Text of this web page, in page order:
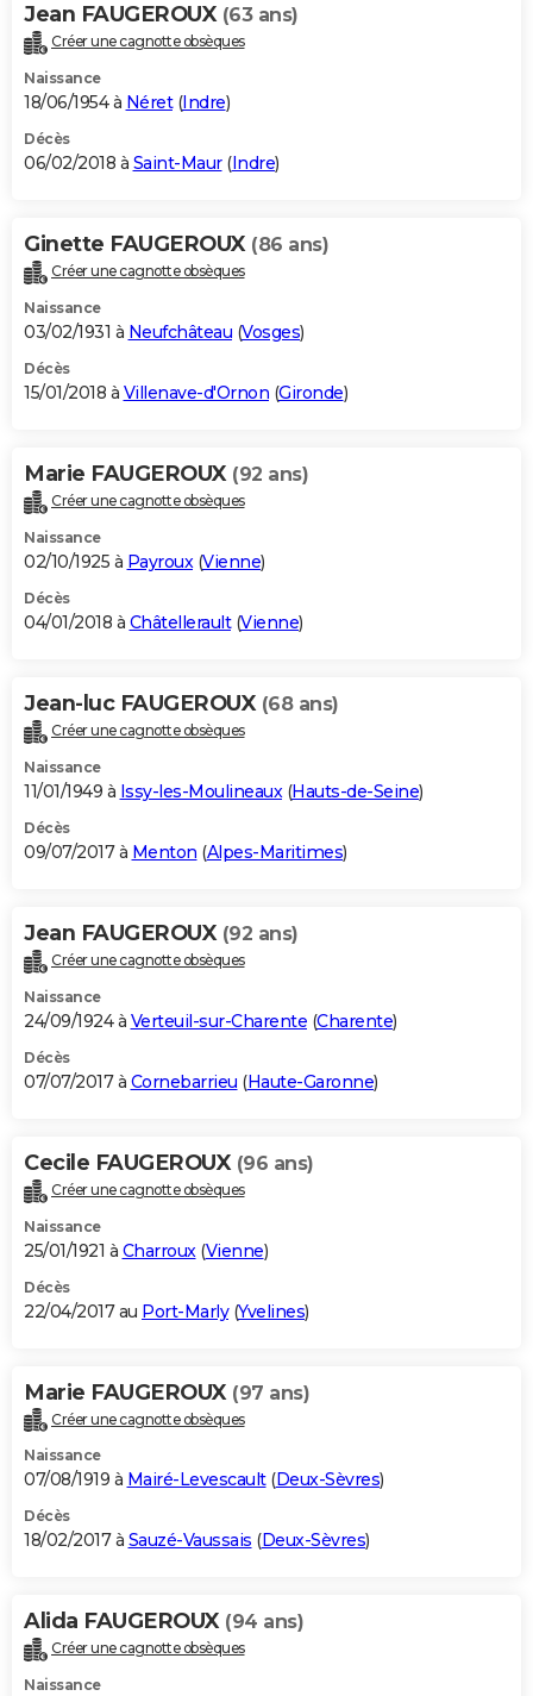
Jean FAUGEROUX (63 ans)
Créer une cagnotte obsèques
Naissance
18/06/1954 à Néret(Indre)
Décès
06/02/2018 à Saint-Maur(Indre)
Ginette FAUGEROUX (86 ans)
Créer une cagnotte obsèques
Naissance
03/02/1931 à Neufchâteau (Vosges)
Décès
15/01/2018 à Villenave-d'Ornon (Gironde)
Marie FAUGEROUX (92 ans)
Créer une cagnotte obsèques
Naissance
02/10/1925 à Payroux(Vienne)
Décès
04/01/2018 à Châtellerault(Vienne)
Jean-luc FAUGEROUX (68 ans)
Créer une cagnotte obsèques
Naissance
11/01/1949 à Issy-les-Moulineaux(Hauts-de-Seine)
Décès
09/07/2017 à Menton (Alpes-Maritimes)
Jean FAUGEROUX (92 ans)
Créer une cagnotte obsèques
Naissance
24/09/1924 à Verteuil-sur-Charente (Charente)
Décès
07/07/2017 à Cornebarrieu (Haute-Garonne)
Cecile FAUGEROUX (96 ans)
Créer une cagnotte obsèques
Naissance
25/01/1921 à Charroux (Vienne)
Décès
22/04/2017 au Port-Marly(Yvelines)
Marie FAUGEROUX (97 ans)
Créer une cagnotte obsèques
Naissance
07/08/1919 à Mairé-Levescault(Deux-Sèvres)
Décès
18/02/2017 à Sauzé-Vaussais (Deux-Sèvres)
Alida FAUGEROUX (94 ans)
Créer une cagnotte obsèques
Naissance